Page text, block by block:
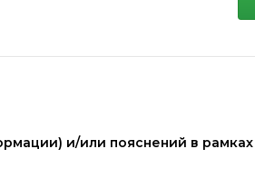
и/или пояснений в